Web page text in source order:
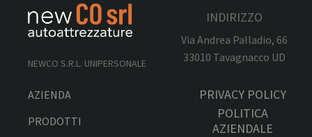
NEWCO S.R.L. UNIPERSONALE
INDIRIZZO
Via Andrea Palladio, 66
33010 Tavagnacco UD
AZIENDA
PRODOTTI
PRIVACY POLICY
POLITICA
AZIENDALE